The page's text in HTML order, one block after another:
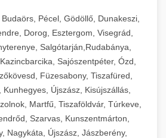
Pécel, Gödöllő, Dunakeszi,
Dorog, Esztergom, Visegrád,
Salgótarján,Rudabánya,
Sajószentpéter, Ózd,
Füzesabony, Tiszafüred,
Újszász, Kisújszállás,
Martfű, Tiszaföldvár, Túrkeve,
Szarvas, Kunszentmárton,
Nagykáta, Újszász, Jászberény,